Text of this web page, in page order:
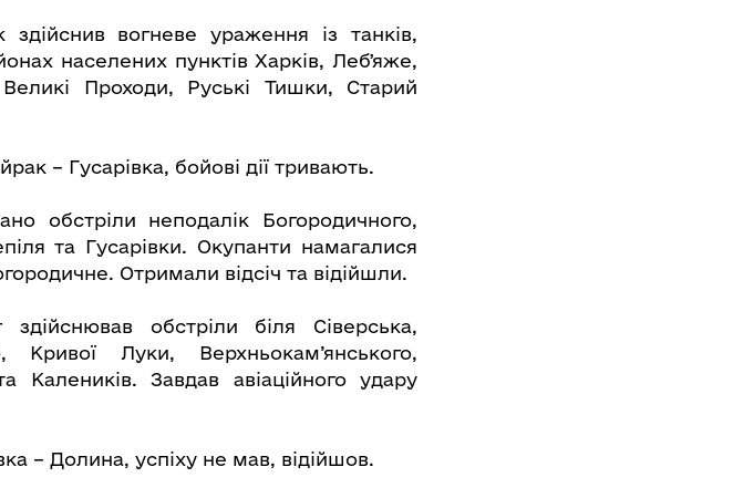
вогневе ураження із танків,
населених пунктів Харків, Лебʼяже,
Проходи, Руські Тишки, Старий
– Гусарівка, бойові дії тривають.
обстріли неподалік Богородичного,
та Гусарівки. Окупанти намагалися
Отримали відсіч та відійшли.
обстріли біля Сіверська,
Кривої Луки, Верхньокам’янського,
Калеників. Завдав авіаційного удару
– Долина, успіху не мав, відійшов.